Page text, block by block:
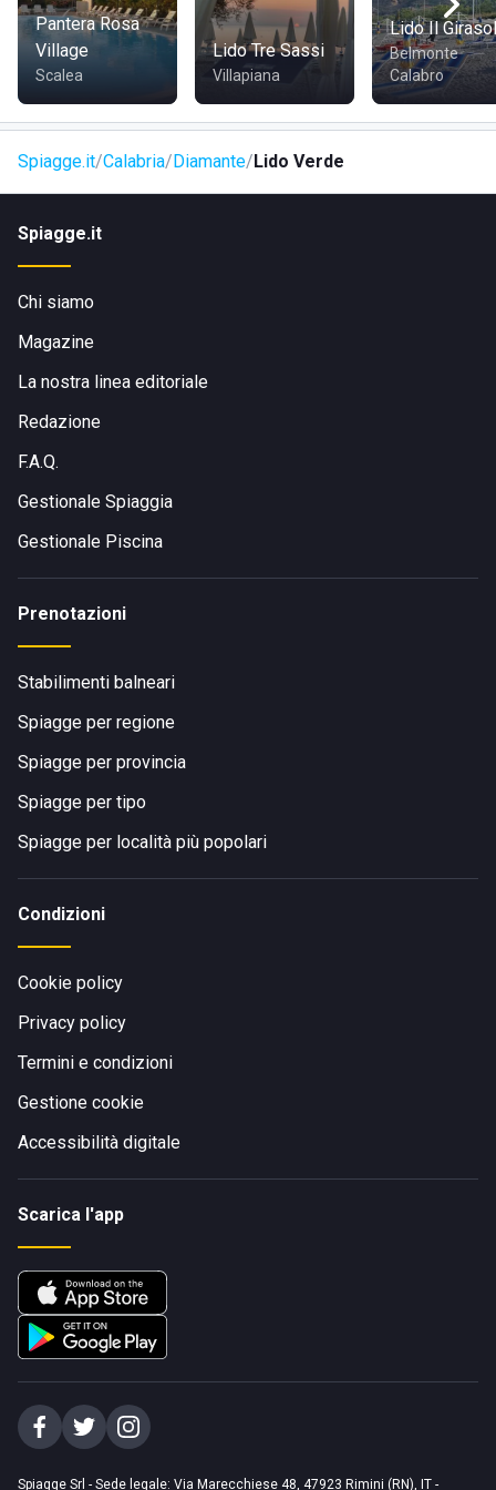
Pantera Rosa
Village
Scalea
Lido Tre Sassi
Villapiana
Lido Il
Belmonte
Calabro
Spiagge.it Calabria Diamante Lido Verde
Spiagge.it
Chi siamo
Magazine
La nostra linea editoriale
Redazione
F.A.Q.
Gestionale Spiaggia
Gestionale Piscina
Prenotazioni
Stabilimenti balneari
Spiagge per regione
Spiagge per provincia
Spiagge per tipo
Spiagge per località più popolari
Condizioni
Cookie policy
Privacy policy
Termini e condizioni
Gestione cookie
Accessibilità digitale
Scarica l'app
Spiagge Srl - Sede legale: Via Marecchiese 48, 47923 Rimini (RN), IT -